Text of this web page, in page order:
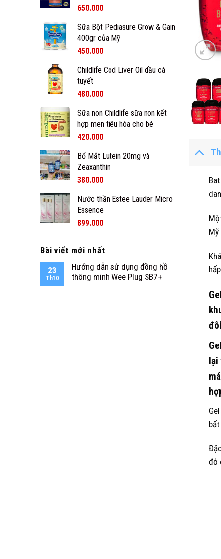
650.000
Sữa Bột Pediasure Grow & Gain
400gr của Mỹ
450.000
Childlife Cod Liver Oil dầu cá
tuyết
480.000
Sữa non Childlife sữa non kết
hợp men tiêu hóa cho bé
420.000
Bổ Mắt Lutein 20mg và
Zeaxanthin
380.000
Nước thần Estee Lauder Micro
Essence
899.000
Bài viết mới nhất
23
Th10
Hướng dẫn sử dụng đồng hồ
thông minh Wee Plug SB7+
Mỹ
đỏ